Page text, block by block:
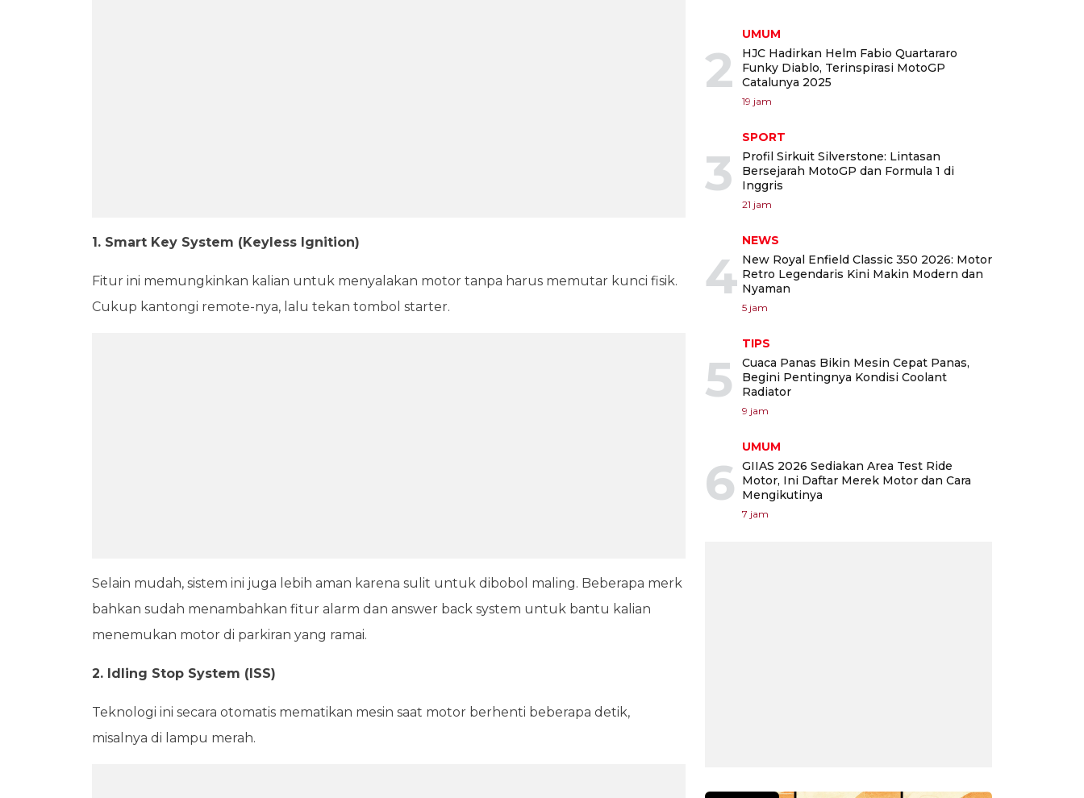
1. Smart Key System (Keyless Ignition)
Fitur ini memungkinkan kalian untuk menyalakan motor tanpa harus memutar kunci fisik.
Cukup kantongi remote-nya, lalu tekan tombol starter.
Selain mudah, sistem ini juga lebih aman karena sulit untuk dibobol maling. Beberapa merk
bahkan sudah menambahkan fitur alarm dan answer back system untuk bantu kalian
menemukan motor di parkiran yang ramai.
2. Idling Stop System (ISS)
Teknologi ini secara otomatis mematikan mesin saat motor berhenti beberapa detik,
misalnya di lampu merah.
2
UMUM
HJC Hadirkan Helm Fabio Quartararo
Funky Diablo, Terinspirasi MotoGP
Catalunya 2025
19 jam
3
SPORT
Profil Sirkuit Silverstone: Lintasan
Bersejarah MotoGP dan Formula 1 di
Inggris
21 jam
4
NEWS
New Royal Enfield Classic 350 2026: Motor
Retro Legendaris Kini Makin Modern dan
Nyaman
5 jam
5
TIPS
Cuaca Panas Bikin Mesin Cepat Panas,
Begini Pentingnya Kondisi Coolant
Radiator
9 jam
6
UMUM
GIIAS 2026 Sediakan Area Test Ride
Motor, Ini Daftar Merek Motor dan Cara
Mengikutinya
7 jam